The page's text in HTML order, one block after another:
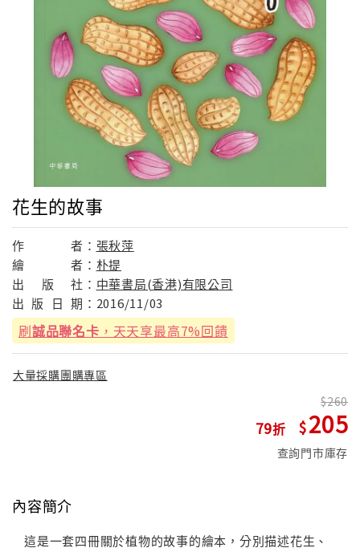
花生的故事
作 者： 張秋萍
繪
者： 朴提
出
版 社： 中華書局(香港)有限公司
出 版 日 期： 2016/11/03
刷誠品聯名卡 ，天天享最高7%回饋
大量採購團購專區
79
260
205
查詢門市庫存
內容簡介
這是一套四冊關於植物的故事的繪本，分別描述花生、